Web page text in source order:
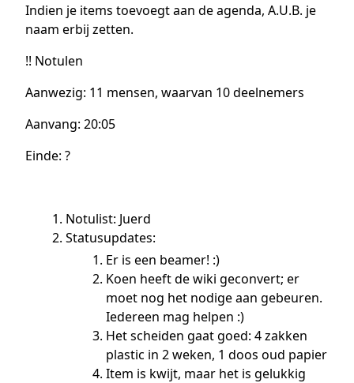
Indien je items toevoegt aan de agenda, A.U.B. je
naam erbij zetten.
!! Notulen
Aanwezig: 11 mensen, waarvan 10 deelnemers
Aanvang: 20:05
Einde: ?
Notulist: Juerd
Statusupdates:
Er is een beamer! :)
Koen heeft de wiki geconvert; er
moet nog het nodige aan gebeuren.
Iedereen mag helpen :)
Het scheiden gaat goed: 4 zakken
plastic in 2 weken, 1 doos oud papier
Item is kwijt, maar het is gelukkig